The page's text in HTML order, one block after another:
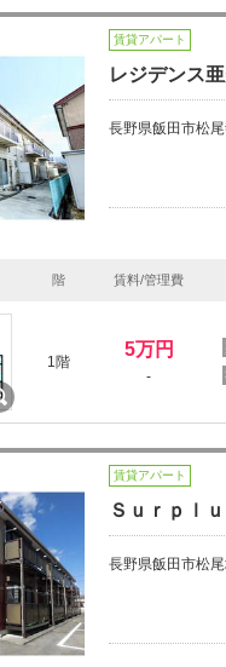
賃貸アパート
レジデンス
長野県飯田市松
階 賃料/管理費
1階
5万円
-
賃貸アパート
Ｓｕｒｐｌ
長野県飯田市松